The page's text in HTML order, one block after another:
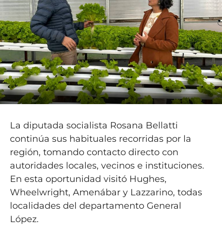
La diputada socialista Rosana Bellatti
continúa sus habituales recorridas por la
región, tomando contacto directo con
autoridades locales, vecinos e instituciones.
En esta oportunidad visitó Hughes,
Wheelwright, Amenábar y Lazzarino, todas
localidades del departamento General
López.